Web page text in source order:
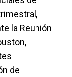
la Reunión
de